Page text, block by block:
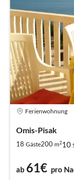
Ferienwohnung
Omis-Pisak
18 Gäste200 m210
ab 61€ pro